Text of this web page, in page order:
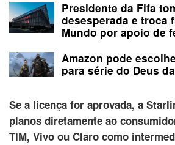
Presidente da Fifa
desesperada e troca
Mundo por apoio de
Amazon pode
para série do Deus
Se a licença for aprovada, a
planos diretamente ao
TIM, Vivo ou Claro como